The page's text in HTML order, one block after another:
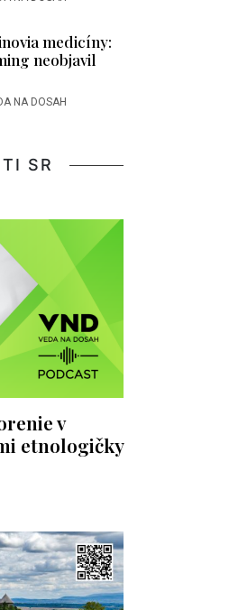
medicíny:
neobjavil
NA DOSAH
SR
v
etnologičky